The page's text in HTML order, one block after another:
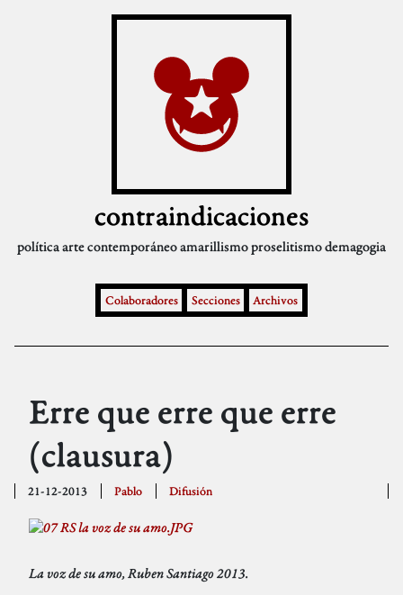
contraindicaciones
políticaarte contemporáneoamarillismoproselitismodemagogia
Colaboradores Secciones Archivos
Erre que erre que erre
(clausura)
21-12-2013 Pablo Difusión
La voz de su amo, Ruben Santiago 2013.